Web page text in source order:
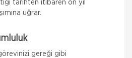
tarihten itibaren on yıl
uğrar.
gereği gibi